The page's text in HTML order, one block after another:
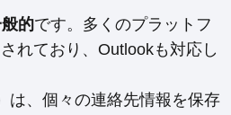
的です。多くのプラットフ
れており、Outlookも対応し
は、個々の連絡先情報を保存